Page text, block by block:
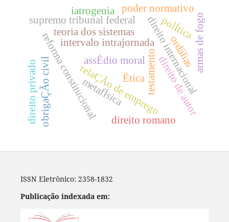
assÉdio moral
intervalo intrajornadadireito internacional
reforma constitucionalrelaÇÃo de emprego
obrigaÇÃo civil testamento
teoria dos sistemas
supremo tribunal federal
direito de autor
poder normativo
polÍtica
direito privado direito romano
armas de fogo
iatrogenia
Ética
ordálias
metafÍsica
ISSN Eletrônico: 2358-1832
Publicação indexada em: